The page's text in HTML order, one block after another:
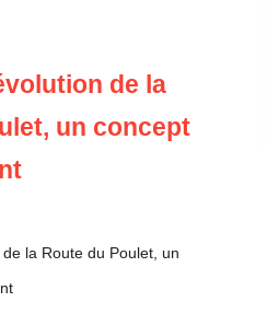
lévolution
de la
un concept
de la Route du Poulet, un